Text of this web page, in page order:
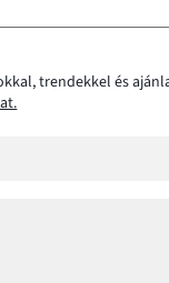
trendekkel és